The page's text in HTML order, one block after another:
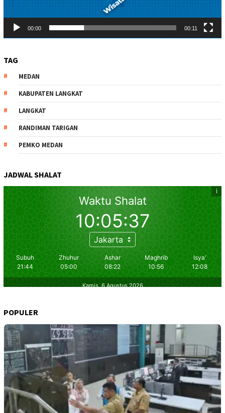
00:00 00:11
TAG
MEDAN
KABUPATEN LANGKAT
LANGKAT
RANDIMAN TARIGAN
PEMKO MEDAN
JADWAL SHALAT
POPULER